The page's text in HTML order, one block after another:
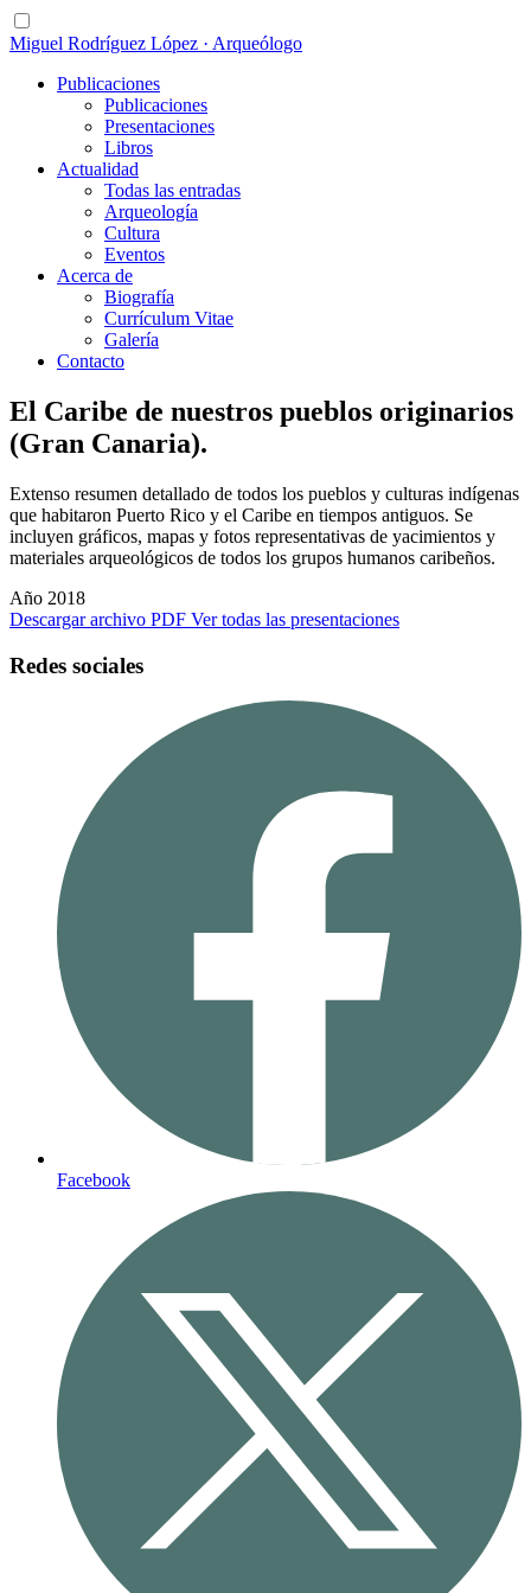
Miguel Rodríguez López · Arqueólogo
Publicaciones
Publicaciones
Presentaciones
Libros
Actualidad
Todas las entradas
Arqueología
Cultura
Eventos
Acerca de
Biografía
Currículum Vitae
Galería
Contacto
El Caribe de nuestros pueblos originarios
(Gran Canaria).
Extenso resumen detallado de todos los pueblos y culturas indígenas
que habitaron Puerto Rico y el Caribe en tiempos antiguos. Se
incluyen gráficos, mapas y fotos representativas de yacimientos y
materiales arqueológicos de todos los grupos humanos caribeños.
Año 2018
Descargar archivo PDF Ver todas las presentaciones
Redes sociales
Facebook